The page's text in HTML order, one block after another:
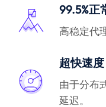
99.5%正
高稳定代
超快速度
由于分布
延迟。